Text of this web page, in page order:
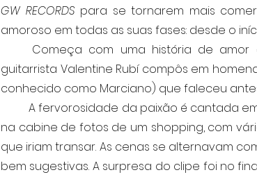
GW RECORDS para se tornarem mais
amoroso em todas as suas fases: desde o
Começa com uma história de amor
guitarrista Valentine Rubí compôs em
conhecido como Marciano) que faleceu
A fervorosidade da paixão é cantada
na cabine de fotos de um shopping, com
que iriam transar. As cenas se alternavam
bem sugestivas. A surpresa do clipe foi no